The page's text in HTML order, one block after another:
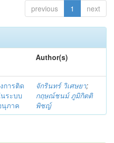
previous 1 next
Author(s)
การติด
ระบบ
นุภาค
จักรินทร์ วิเศษยา;
กฤษณ์ชนม์ ภูมิกิตติ
พิชญ์